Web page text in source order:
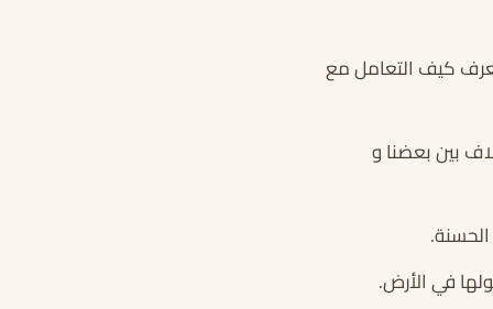
كيف التعامل مع
بين بعضنا و
في الأرض.